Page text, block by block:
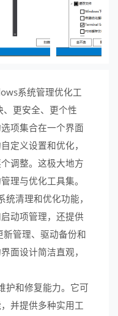
系统管理优化工
更安全、更个性
项集合在一个界面
定义设置和优化，
调整。这极大地方
理与优化工具集。
清理和优化功能，
动项管理，还提供
管理、驱动备份和
面设计简洁直观，
护和修复能力。它可
并提供多种实用工